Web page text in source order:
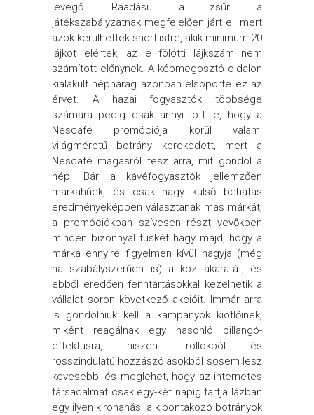
levegő. Ráadásul a zsűri a
játékszabályzatnak megfelelően járt el, mert
azok kerülhettek shortlistre, akik minimum 20
lájkot elértek, az e fölötti lájkszám nem
számított előnynek. A képmegosztó oldalon
kialakult népharag azonban elsöpörte ez az
érvet. A hazai fogyasztók többsége
számára pedig csak annyi jött le, hogy a
Nescafé promóciója körül valami
világméretű botrány kerekedett, mert a
Nescafé magasról tesz arra, mit gondol a
nép. Bár a kávéfogyasztók jellemzően
márkahűek, és csak nagy külső behatás
eredményeképpen választanak más márkát,
a promóciókban szívesen részt vevőkben
minden bizonnyal tüskét hagy majd, hogy a
márka ennyire figyelmen kívül hagyja (még
ha szabályszerűen is) a köz akaratát, és
ebből eredően fenntartásokkal kezelhetik a
vállalat soron következő akcióit. Immár arra
is gondolniuk kell a kampányok kiötlőinek,
miként reagálnak egy hasonló pillangó-
effektusra, hiszen trollokból és
rosszindulatú hozzászólásokból sosem lesz
kevesebb, és meglehet, hogy az internetes
társadalmat csak egy-két napig tartja lázban
egy ilyen kirohanás, a kibontakozó botrányok